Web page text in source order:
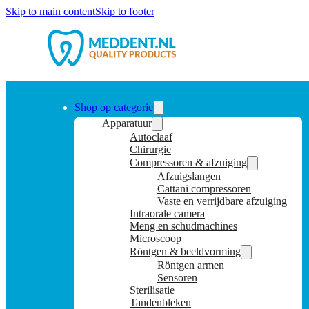
Skip to main contentSkip to footer
Shop op categorie
Apparatuur
Autoclaaf
Chirurgie
Compressoren & afzuiging
Afzuigslangen
Cattani compressoren
Vaste en verrijdbare afzuiging
Intraorale camera
Meng en schudmachines
Microscoop
Röntgen & beeldvorming
Röntgen armen
Sensoren
Sterilisatie
Tandenbleken